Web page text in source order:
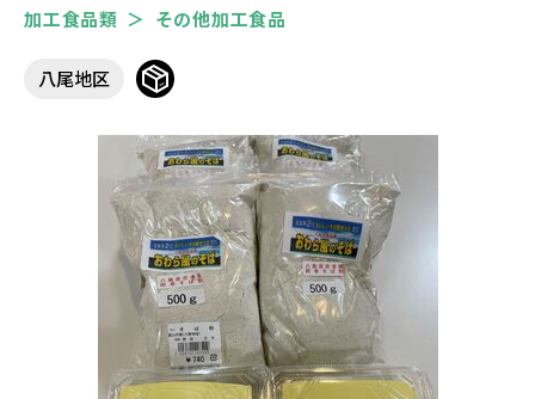
加工食品類
その他加工食品
八尾地区